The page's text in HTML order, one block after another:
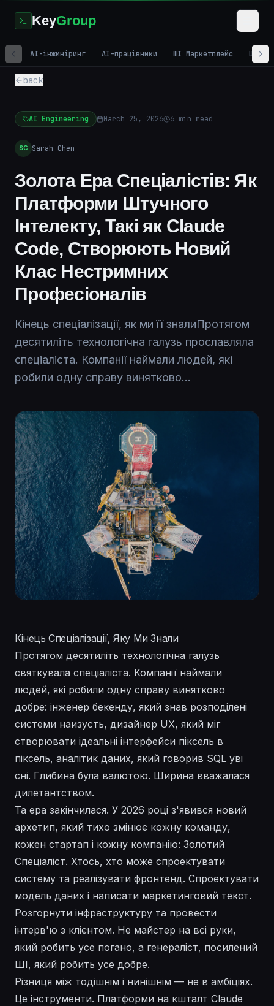
KeyGroup
AI-інжиніринг AI-працівники ШІ Маркетплейс
back
AI Engineering March 25, 2026 6 min read
SC Sarah Chen
Золота Ера Спеціалістів: Як
Платформи Штучного
Інтелекту, Такі як Claude
Code, Створюють Новий
Клас Нестримних
Професіоналів
Кінець спеціалізації, як ми її зналиПротягом
десятиліть технологічна галузь прославляла
спеціаліста. Компанії наймали людей, які
робили одну справу винятково...
Кінець Спеціалізації, Яку Ми Знали
Протягом десятиліть технологічна галузь
святкувала спеціаліста. Компанії наймали
людей, які робили одну справу винятково
добре: інженер бекенду, який знав розподілені
системи наизусть, дизайнер UX, який міг
створювати ідеальні інтерфейси піксель в
піксель, аналітик даних, який говорив SQL уві
сні. Глибина була валютою. Ширина вважалася
дилетантством.
Та ера закінчилася. У 2026 році з'явився новий
архетип, який тихо змінює кожну команду,
кожен стартап і кожну компанію: Золотий
Спеціаліст. Хтось, хто може спроектувати
систему та реалізувати фронтенд. Спроектувати
модель даних і написати маркетинговий текст.
Розгорнути інфраструктуру та провести
інтерв'ю з клієнтом. Не майстер на всі руки,
який робить усе погано, а генераліст, посилений
ШІ, який робить усе добре.
Різниця між тодішнім і нинішнім — не в амбіціях.
Це інструменти. Платформи на кшталт Claude